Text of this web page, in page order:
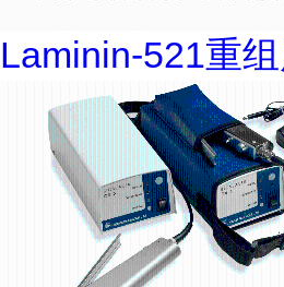
Laminin-521重